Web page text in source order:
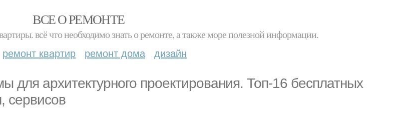
ВСЕ О РЕМОНТЕ
всё что необходимо знать о ремонте, а также море полезной информации.
ремонт квартир ремонт дома дизайн
для архитектурного проектирования. Топ-16 бесплатных
сервисов